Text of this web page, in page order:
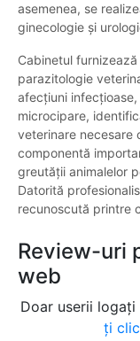
asemenea, se
ginecologie și
Cabinetul
parazitologie
afecțiuni
microcipare,
veterinare necesare
componentă
greutății animalelor
Datorită
recunoscută printre
Review-uri
web
Doar userii
ți